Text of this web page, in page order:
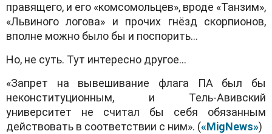
правящего, и его «комсомольцев», вроде «Танзим»,
«Львиного логова» и прочих гнёзд скорпионов,
вполне можно было бы и поспорить…
Но, не суть. Тут интересно другое…
«Запрет на вывешивание флага ПА был бы
неконституционным, и Тель-Авивский
университет не считал бы себя обязанным
действовать в соответствии с ним». («MigNews»)